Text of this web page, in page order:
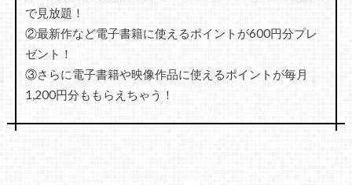
で見放題！
②最新作など電子書籍に使えるポイントが600円分プレ
ゼント！
③さらに電子書籍や映像作品に使えるポイントが毎月
1,200円分ももらえちゃう！